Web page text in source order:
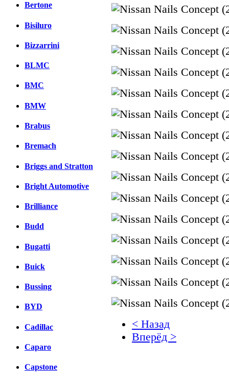
Bertone
Bisiluro
Bizzarrini
BLMC
BMC
BMW
Brabus
Bremach
Briggs and Stratton
Bright Automotive
Brilliance
Budd
Bugatti
Buick
Bussing
BYD
Cadillac
Caparo
Capstone
< Назад
Вперёд >